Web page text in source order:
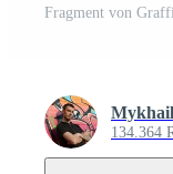
134.364